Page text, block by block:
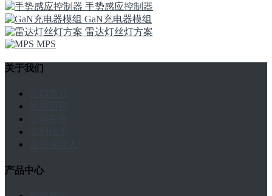
手势感应控制器
GaN充电器模组
雷达灯丝灯方案
MPS
关于我们
产品中心